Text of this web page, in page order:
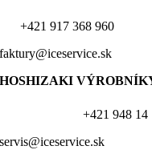
+421 917 368 960
faktury@iceservice.sk
HOSHIZAKI
+421 948 14
servis@iceservice.sk